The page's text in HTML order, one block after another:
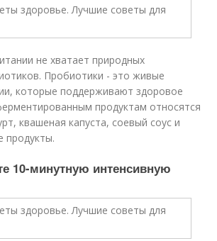
не хватает природных
Пробиотики - это живые
которые поддерживают здоровое
продуктам относятся
квашеная капуста, соевый соус и
продукты.
10-минутную интенсивную